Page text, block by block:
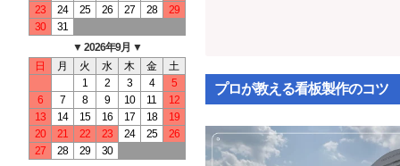
プロが教える看板製作のコツ
23
24 25 26 27 28
29
30
31
▼ 2026年9月 ▼
日
月 火 水 木 金
土
1
2 3 4
5
6
7 8 9 10 11
12
13
14 15 16 17 18
19
20
21 22 23 24 25
26
27
28 29 30